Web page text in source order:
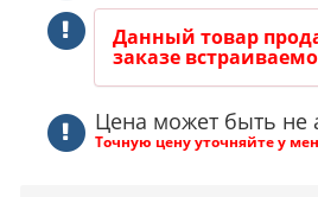
Данный товар
заказе
Цена может быть не
Точную цену уточняйте у